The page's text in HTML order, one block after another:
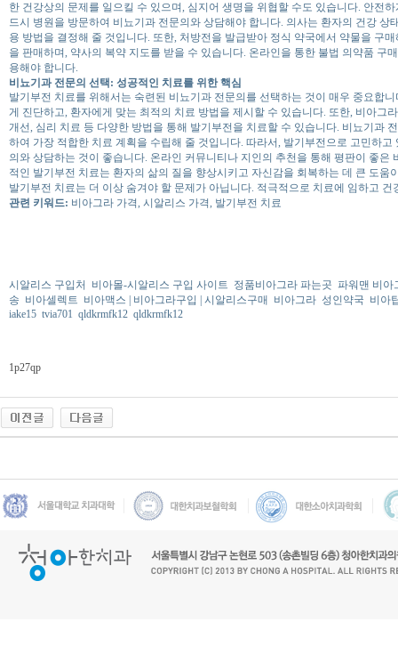
한 건강상의 문제를 일으킬 수 있으며, 심지어 생명을 위협할 수도 있습니다. 안전
드시 병원을 방문하여 비뇨기과 전문의와 상담해야 합니다. 의사는 환자의 건강 상
용 방법을 결정해 줄 것입니다. 또한, 처방전을 발급받아 정식 약국에서 약물을 구
을 판매하며, 약사의 복약 지도를 받을 수 있습니다. 온라인을 통한 불법 의약품 구
용해야 합니다.
비뇨기과 전문의 선택: 성공적인 치료를 위한 핵심
발기부전 치료를 위해서는 숙련된 비뇨기과 전문의를 선택하는 것이 매우 중요합
게 진단하고, 환자에게 맞는 최적의 치료 방법을 제시할 수 있습니다. 또한, 비아그
개선, 심리 치료 등 다양한 방법을 통해 발기부전을 치료할 수 있습니다. 비뇨기과
하여 가장 적합한 치료 계획을 수립해 줄 것입니다. 따라서, 발기부전으로 고민하
의와 상담하는 것이 좋습니다. 온라인 커뮤니티나 지인의 추천을 통해 평판이 좋은
적인 발기부전 치료는 환자의 삶의 질을 향상시키고 자신감을 회복하는 데 큰 도움
발기부전 치료는 더 이상 숨겨야 할 문제가 아닙니다. 적극적으로 치료에 임하고
관련 키워드: 비아그라 가격, 시알리스 가격, 발기부전 치료
시알리스 구입처 비아몰-시알리스 구입 사이트 정품비아그라 파는곳 파워맨 비아
송 비아셀렉트 비아맥스 | 비아그라구입 | 시알리스구매 비아그라 성인약국 비아
iake15 tvia701 qldkrmfk12 qldkrmfk12
1p27qp